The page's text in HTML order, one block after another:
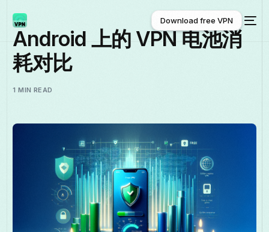
Download free VPN
Android 上的 VPN 电池消
耗对比
1 MIN READ